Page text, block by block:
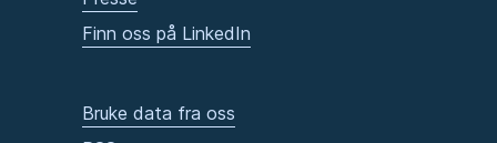
Finn oss på LinkedIn
Bruke data fra oss